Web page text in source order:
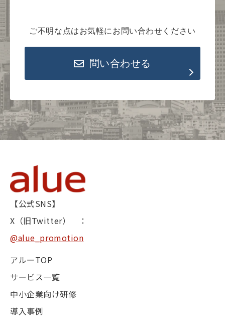
ご不明な点はお気軽にお問い合わせください
問い合わせる
【公式SNS】
X（旧Twitter） ：
@alue_promotion
アルーTOP
サービス一覧
中小企業向け研修
導入事例